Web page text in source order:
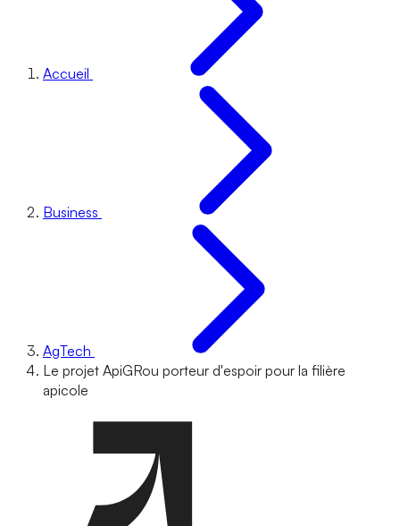
Accueil
Business
AgTech
Le projet ApiGRou porteur d'espoir pour la filière
apicole